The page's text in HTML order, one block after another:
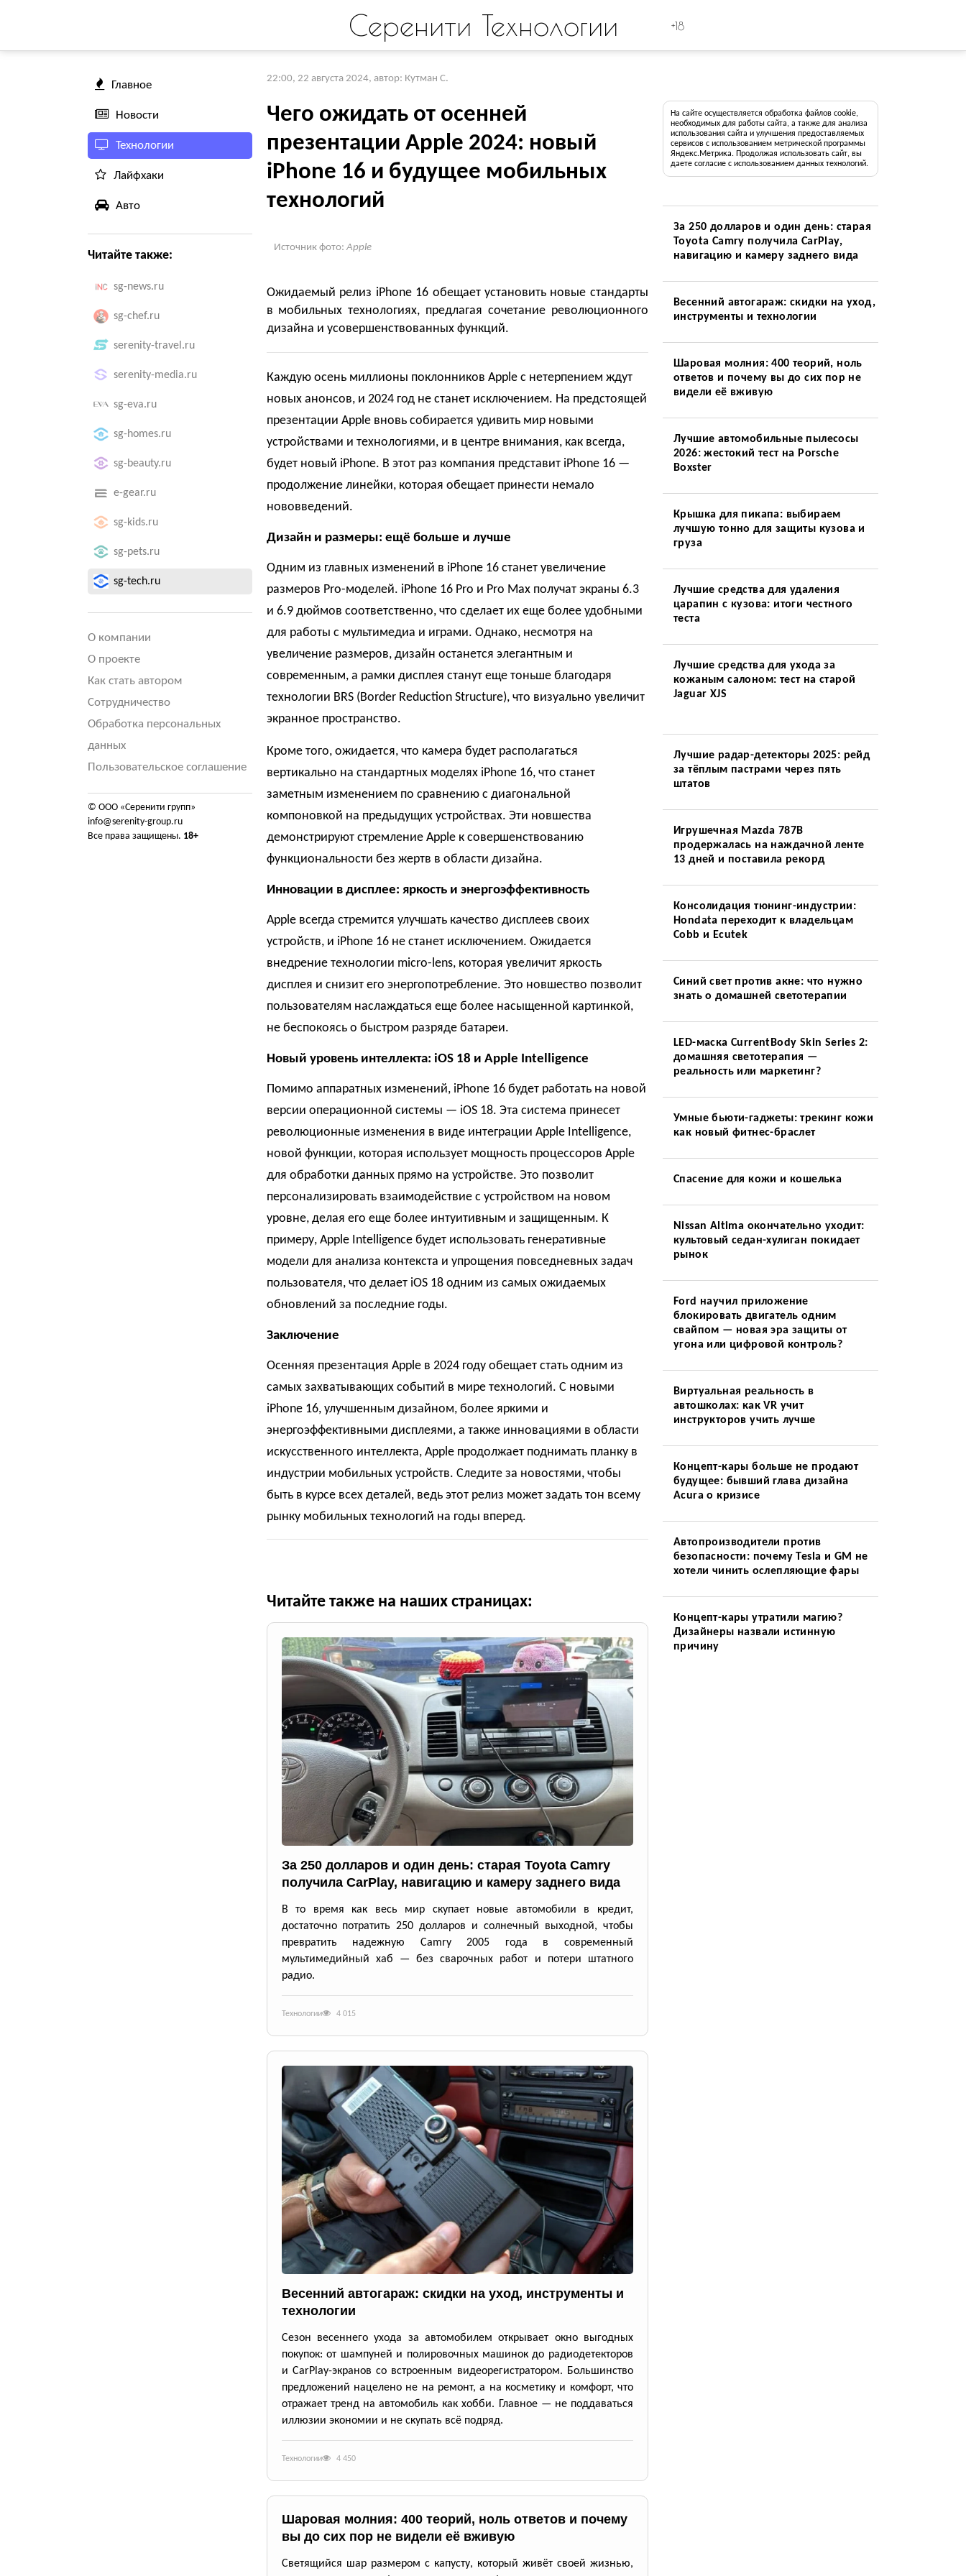
Серенити Технологии +18
Главное
Новости
Технологии
Лайфхаки
Авто
Читайте также:
sg-news.ru
sg-chef.ru
serenity-travel.ru
serenity-media.ru
sg-eva.ru
sg-homes.ru
sg-beauty.ru
e-gear.ru
sg-kids.ru
sg-pets.ru
sg-tech.ru
О компании
О проекте
Как стать автором
Сотрудничество
Обработка персональных
данных
Пользовательское соглашение
© ООО «Серенити групп»
info@serenity-group.ru
Все права защищены. 18+
22:00, 22 августа 2024, автор: Кутман С.
Чего ожидать от осенней
презентации Apple 2024: новый
iPhone 16 и будущее мобильных
технологий
Источник фото: Apple
Ожидаемый релиз iPhone 16 обещает установить новые стандарты
в мобильных технологиях, предлагая сочетание революционного
дизайна и усовершенствованных функций.
Каждую осень миллионы поклонников Apple с нетерпением ждут
новых анонсов, и 2024 год не станет исключением. На предстоящей
презентации Apple вновь собирается удивить мир новыми
устройствами и технологиями, и в центре внимания, как всегда,
будет новый iPhone. В этот раз компания представит iPhone 16 —
продолжение линейки, которая обещает принести немало
нововведений.
Дизайн и размеры: ещё больше и лучше
Одним из главных изменений в iPhone 16 станет увеличение
размеров Pro-моделей. iPhone 16 Pro и Pro Max получат экраны 6.3
и 6.9 дюймов соответственно, что сделает их еще более удобными
для работы с мультимедиа и играми. Однако, несмотря на
увеличение размеров, дизайн останется элегантным и
современным, а рамки дисплея станут еще тоньше благодаря
технологии BRS (Border Reduction Structure), что визуально увеличит
экранное пространство.
Кроме того, ожидается, что камера будет располагаться
вертикально на стандартных моделях iPhone 16, что станет
заметным изменением по сравнению с диагональной
компоновкой на предыдущих устройствах. Эти новшества
демонстрируют стремление Apple к совершенствованию
функциональности без жертв в области дизайна.
Инновации в дисплее: яркость и энергоэффективность
Apple всегда стремится улучшать качество дисплеев своих
устройств, и iPhone 16 не станет исключением. Ожидается
внедрение технологии micro-lens, которая увеличит яркость
дисплея и снизит его энергопотребление. Это новшество позволит
пользователям наслаждаться еще более насыщенной картинкой,
не беспокоясь о быстром разряде батареи.
Новый уровень интеллекта: iOS 18 и Apple Intelligence
Помимо аппаратных изменений, iPhone 16 будет работать на новой
версии операционной системы — iOS 18. Эта система принесет
революционные изменения в виде интеграции Apple Intelligence,
новой функции, которая использует мощность процессоров Apple
для обработки данных прямо на устройстве. Это позволит
персонализировать взаимодействие с устройством на новом
уровне, делая его еще более интуитивным и защищенным. К
примеру, Apple Intelligence будет использовать генеративные
модели для анализа контекста и упрощения повседневных задач
пользователя, что делает iOS 18 одним из самых ожидаемых
обновлений за последние годы.
Заключение
Осенняя презентация Apple в 2024 году обещает стать одним из
самых захватывающих событий в мире технологий. С новыми
iPhone 16, улучшенным дизайном, более яркими и
энергоэффективными дисплеями, а также инновациями в области
искусственного интеллекта, Apple продолжает поднимать планку в
индустрии мобильных устройств. Следите за новостями, чтобы
быть в курсе всех деталей, ведь этот релиз может задать тон всему
рынку мобильных технологий на годы вперед.
Читайте также на наших страницах:
За 250 долларов и один день: старая Toyota Camry
получила CarPlay, навигацию и камеру заднего вида
В то время как весь мир скупает новые автомобили в кредит,
достаточно потратить 250 долларов и солнечный выходной, чтобы
превратить надежную Camry 2005 года в современный
мультимедийный хаб — без сварочных работ и потери штатного
радио.
Технологии 4 015
Весенний автогараж: скидки на уход, инструменты и
технологии
Сезон весеннего ухода за автомобилем открывает окно выгодных
покупок: от шампуней и полировочных машинок до радиодетекторов
и CarPlay-экранов со встроенным видеорегистратором. Большинство
предложений нацелено не на ремонт, а на косметику и комфорт, что
отражает тренд на автомобиль как хобби. Главное — не поддаваться
иллюзии экономии и не скупать всё подряд.
Технологии 4 450
Шаровая молния: 400 теорий, ноль ответов и почему
вы до сих пор не видели её вживую
Светящийся шар размером с капусту, который живёт своей жизнью,
На сайте осуществляется обработка файлов cookie,
необходимых для работы сайта, а также для анализа
использования сайта и улучшения предоставляемых
сервисов с использованием метрической программы
Яндекс.Метрика. Продолжая использовать сайт, вы
даете согласие с использованием данных технологий.
За 250 долларов и один день: старая
Toyota Camry получила CarPlay,
навигацию и камеру заднего вида
Весенний автогараж: скидки на уход,
инструменты и технологии
Шаровая молния: 400 теорий, ноль
ответов и почему вы до сих пор не
видели её вживую
Лучшие автомобильные пылесосы
2026: жестокий тест на Porsche
Boxster
Крышка для пикапа: выбираем
лучшую тонно для защиты кузова и
груза
Лучшие средства для удаления
царапин с кузова: итоги честного
теста
Лучшие средства для ухода за
кожаным салоном: тест на старой
Jaguar XJS
Лучшие радар-детекторы 2025: рейд
за тёплым пастрами через пять
штатов
Игрушечная Mazda 787B
продержалась на наждачной ленте
13 дней и поставила рекорд
Консолидация тюнинг-индустрии:
Hondata переходит к владельцам
Cobb и Ecutek
Синий свет против акне: что нужно
знать о домашней светотерапии
LED-маска CurrentBody Skin Series 2:
домашняя светотерапия —
реальность или маркетинг?
Умные бьюти-гаджеты: трекинг кожи
как новый фитнес-браслет
Спасение для кожи и кошелька
Nissan Altima окончательно уходит:
культовый седан-хулиган покидает
рынок
Ford научил приложение
блокировать двигатель одним
свайпом — новая эра защиты от
угона или цифровой контроль?
Виртуальная реальность в
автошколах: как VR учит
инструкторов учить лучше
Концепт-кары больше не продают
будущее: бывший глава дизайна
Acura о кризисе
Автопроизводители против
безопасности: почему Tesla и GM не
хотели чинить ослепляющие фары
Концепт-кары утратили магию?
Дизайнеры назвали истинную
причину